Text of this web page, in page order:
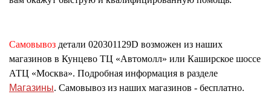
Самовывоз детали 020301129D возможен из наших
магазинов в Кунцево ТЦ «Автомолл» или Каширское шоссе
АТЦ «Москва». Подробная информация в разделе
Магазины. Самовывоз из наших магазинов - бесплатно.